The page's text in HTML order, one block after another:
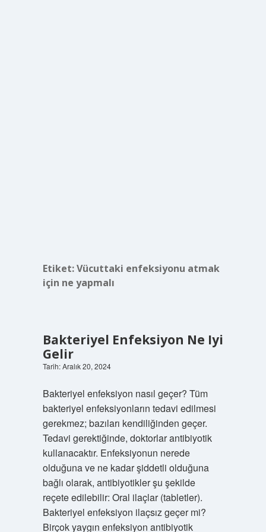
Etiket:Vücuttaki enfeksiyonu atmak
için ne yapmalı
Bakteriyel Enfeksiyon Ne Iyi
Gelir
Tarih: Aralık 20, 2024
Bakteriyel enfeksiyon nasıl geçer? Tüm
bakteriyel enfeksiyonların tedavi edilmesi
gerekmez; bazıları kendiliğinden geçer.
Tedavi gerektiğinde, doktorlar antibiyotik
kullanacaktır. Enfeksiyonun nerede
olduğuna ve ne kadar şiddetli olduğuna
bağlı olarak, antibiyotikler şu şekilde
reçete edilebilir: Oral ilaçlar (tabletler).
Bakteriyel enfeksiyon ilaçsız geçer mi?
Birçok yaygın enfeksiyon antibiyotik